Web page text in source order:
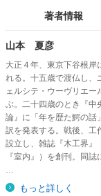
著者情報
山本 夏彦
大正４年、東京下谷根岸
れる。十五歳で渡仏し、
ェルシテ・ウーヴリエー
ぶ。二十四歳のとき『中
論』に「年を歴た鰐の話
訳を発表する。戦後、工
設立し、雑誌『木工界』
『室内』）を創刊。同誌
…
もっと詳しく